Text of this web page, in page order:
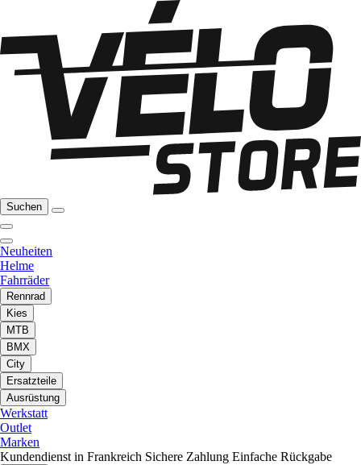
Suchen
Neuheiten
Helme
Fahrräder
Rennrad
Kies
MTB
BMX
City
Ersatzteile
Ausrüstung
Werkstatt
Outlet
Marken
Kundendienst in Frankreich Sichere Zahlung Einfache Rückgabe